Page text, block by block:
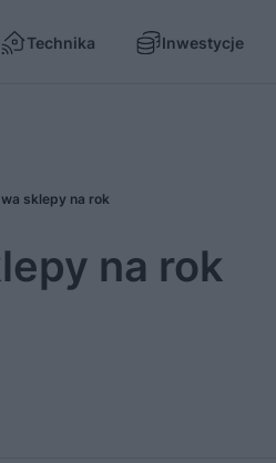
Technika Inwestycje
sklepy na rok
na rok